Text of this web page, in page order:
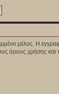
μέλος. Η
όρους χρήσης